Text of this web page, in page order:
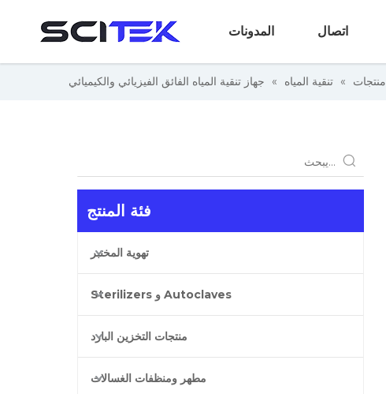
اتصال المدونات
منتجات » تنقية المياه » جهاز تنقية المياه الفائق الفيزيائي والكيميائي
فئة المنتج
تهوية المختبر
Autoclaves و Sterilizers
منتجات التخزين البارد
مطهر ومنظفات الغسالات